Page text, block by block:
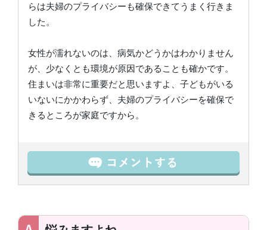
らは夫婦のプライバシーも確保できてうまく行きま
した。
女性が濡れないのは、病気かどうかはわかりません
が、少なくとも環境が原因であることも確かです。
住まいは非常に重要だと思いますよ、子どもがいる
いないにかかわらず、夫婦のプライバシーを確保で
きるところが家庭ですから。